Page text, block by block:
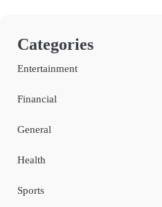
Categories
Entertainment
Financial
General
Health
Sports